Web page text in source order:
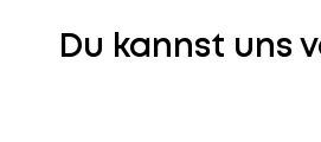
Du kannst uns